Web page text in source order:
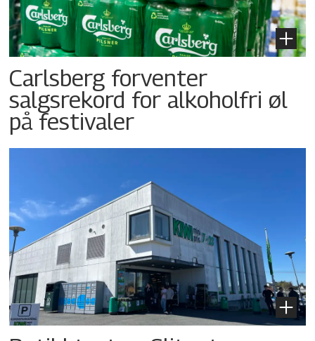
Carlsberg forventer
salgsrekord for alkoholfri øl
på festivaler